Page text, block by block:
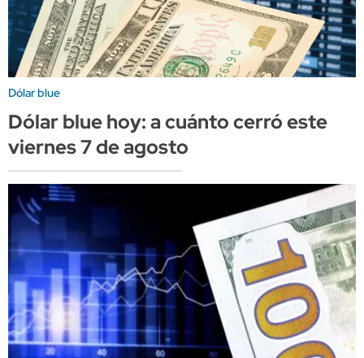
Dólar blue
Dólar blue hoy: a cuánto cerró este
viernes 7 de agosto